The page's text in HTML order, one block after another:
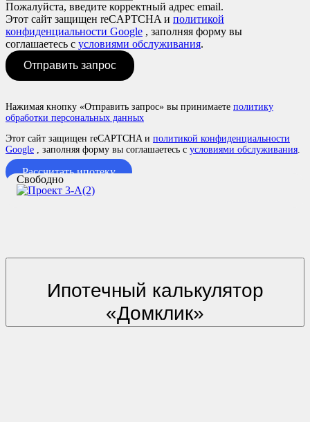
Пожалуйста, введите корректный адрес email.
Этот сайт защищен reCAPTCHA и политикой
конфиденциальности Google , заполняя форму вы
соглашаетесь с условиями обслуживания.
Отправить запрос
Нажимая кнопку «Отправить запрос» вы принимаете политику
обработки персональных данных
Этот сайт защищен reCAPTCHA и политикой конфиденциальности
Google , заполняя форму вы соглашаетесь с условиями обслуживания.
Рассчитать ипотеку
Свободно
Ипотечный калькулятор
«Домклик»